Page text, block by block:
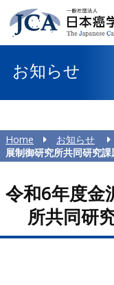
お知らせ
Home お知らせ
展制御研究所共同研究
令和6年度金
所共同研